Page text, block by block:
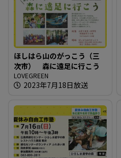
ほしはら山のがっこう（三
次市） 森に遠足に行こう
LOVEGREEN
2023年7月18日放送